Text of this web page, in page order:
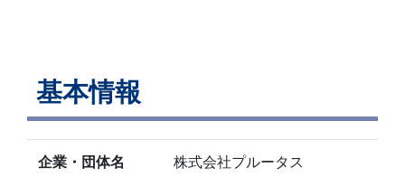
基本情報
企業・団体名 株式会社プルータス